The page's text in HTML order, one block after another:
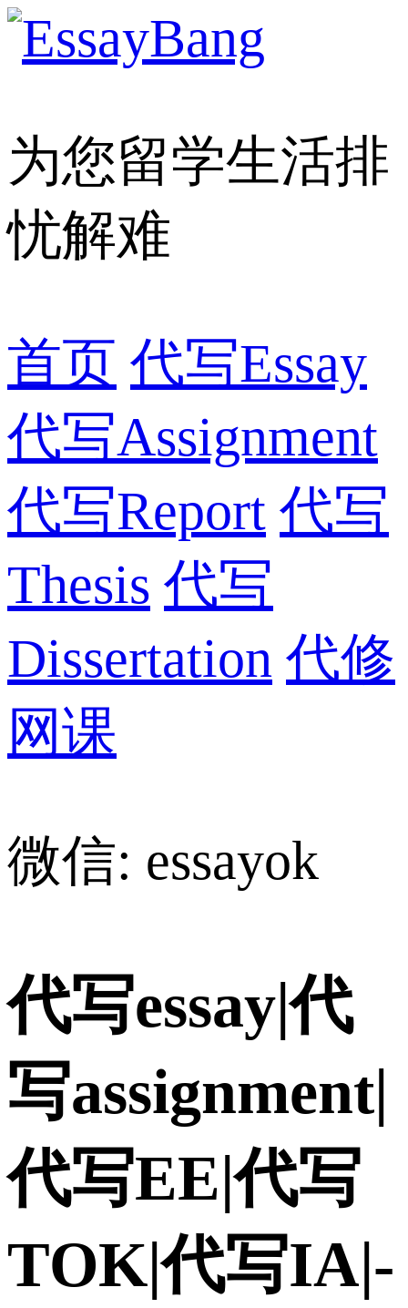
为您留学生活排
忧解难
首页 代写Essay
代写Assignment
代写Report 代写
Thesis 代写
Dissertation 代修
网课
微信: essayok
代写essay|代
写assignment|
代写EE|代写
TOK|代写IA|-